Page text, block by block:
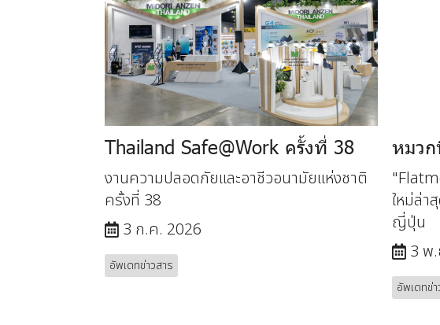
Thailand Safe@Work ครั้งที่ 38
งานความปลอดภัยและอาชีวอนามัยแห่งชาติ
ครั้งที่ 38
3 ก.ค. 2026
อัพเดทข่าวสาร
หมว
ใหม่ล่า
ญี่ปุ่น
3 พ
อัพเดทข่